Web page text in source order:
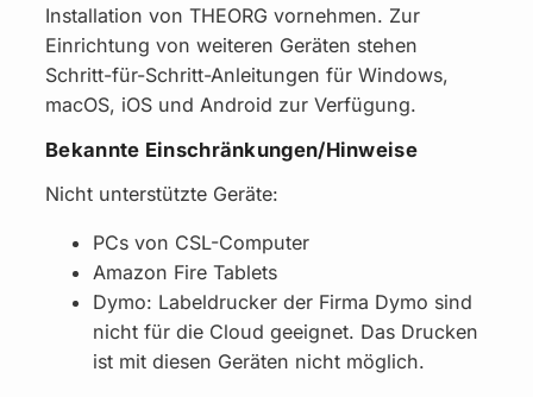
Installation von THEORG vornehmen. Zur
Einrichtung von weiteren Geräten stehen
Schritt-für-Schritt-Anleitungen für Windows,
macOS, iOS und Android zur Verfügung.
Bekannte Einschränkungen/Hinweise
Nicht unterstützte Geräte:
PCs von CSL-Computer
Amazon Fire Tablets
Dymo: Labeldrucker der Firma Dymo sind
nicht für die Cloud geeignet. Das Drucken
ist mit diesen Geräten nicht möglich.